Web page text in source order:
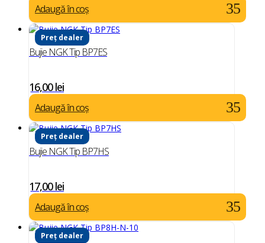
Adaugă în coș
Preț dealer
Bujie NGK Tip BP7ES
16,00lei
Adaugă în coș
Preț dealer
Bujie NGK Tip BP7HS
17,00lei
Adaugă în coș
Preț dealer